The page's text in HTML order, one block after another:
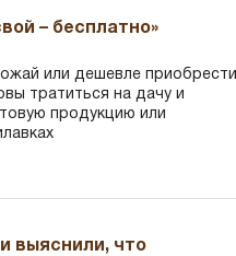
– бесплатно»
или дешевле приобрести
тратиться на дачу и
продукцию или
выяснили, что